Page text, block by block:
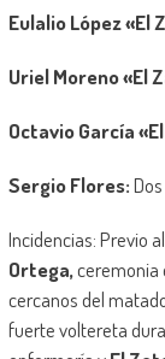
Eulalio López «El
Uriel Moreno «El
Octavio García
Sergio Flores:
Incidencias: Previo
Ortega,ceremonia
cercanos del
fuerte voltereta